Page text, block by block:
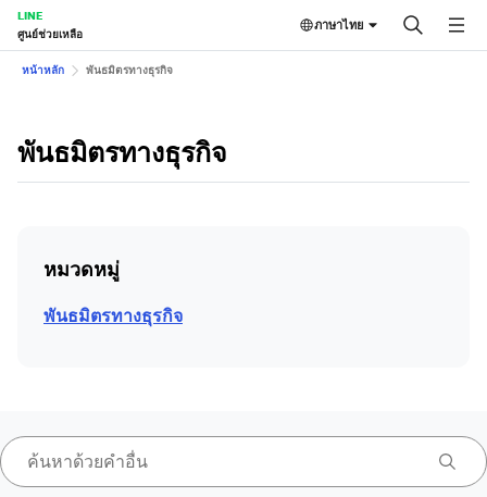
LINE
ศูนย์ช่วยเหลือ
ภาษาไทย
หน้าหลัก พันธมิตรทางธุรกิจ
พันธมิตรทางธุรกิจ
หมวดหมู่
พันธมิตรทางธุรกิจ